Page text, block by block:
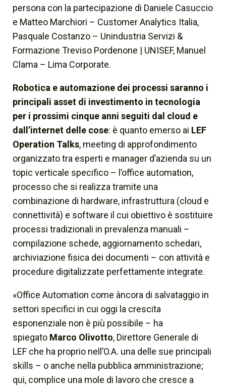
persona con la partecipazione di Daniele Casuccio
e Matteo Marchiori – Customer Analytics Italia,
Pasquale Costanzo – Unindustria Servizi &
Formazione Treviso Pordenone | UNISEF, Manuel
Clama – Lima Corporate.
Robotica e automazione dei processi saranno i
principali asset di investimento in tecnologia
per i prossimi cinque anni seguiti dal cloud e
dall’internet delle cose: è quanto emerso ai LEF
Operation Talks, meeting di approfondimento
organizzato tra esperti e manager d’azienda su un
topic verticale specifico – l’office automation,
processo che si realizza tramite una
combinazione di hardware, infrastruttura (cloud e
connettività) e software il cui obiettivo è sostituire
processi tradizionali in prevalenza manuali –
compilazione schede, aggiornamento schedari,
archiviazione fisica dei documenti – con attività e
procedure digitalizzate perfettamente integrate.
«Office Automation come àncora di salvataggio in
settori specifici in cui oggi la crescita
esponenziale non è più possibile – ha
spiegato Marco Olivotto, Direttore Generale di
LEF che ha proprio nell’O.A. una delle sue principali
skills – o anche nella pubblica amministrazione;
qui, complice una mole di lavoro che cresce a